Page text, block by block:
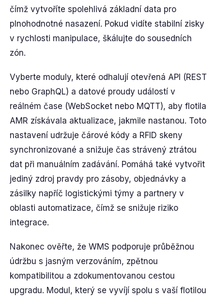
čímž vytvoříte spolehlivá základní data pro
plnohodnotné nasazení. Pokud vidíte stabilní zisky
v rychlosti manipulace, škálujte do sousedních
zón.
Vyberte moduly, které odhalují otevřená API (REST
nebo GraphQL) a datové proudy událostí v
reálném čase (WebSocket nebo MQTT), aby flotila
AMR získávala aktualizace, jakmile nastanou. Toto
nastavení udržuje čárové kódy a RFID skeny
synchronizované a snižuje čas strávený ztrátou
dat při manuálním zadávání. Pomáhá také vytvořit
jediný zdroj pravdy pro zásoby, objednávky a
zásilky napříč logistickými týmy a partnery v
oblasti automatizace, čímž se snižuje riziko
integrace.
Nakonec ověřte, že WMS podporuje průběžnou
údržbu s jasným verzováním, zpětnou
kompatibilitou a zdokumentovanou cestou
upgradu. Modul, který se vyvíjí spolu s vaší flotilou